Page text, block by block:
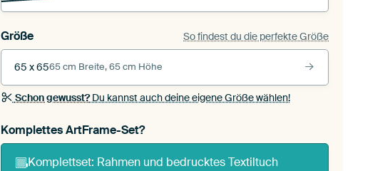
Größe So findest du die perfekte Größe
65 x 6565 cm Breite, 65 cm Höhe
Schon gewusst?Du kannst auch deine eigene Größe wählen!
Komplettes ArtFrame-Set?
Komplettset: Rahmen und bedrucktes Textiltuch